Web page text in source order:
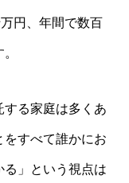
円、年間で数百
する家庭は多くあ
をすべて誰かにお
る」という視点は